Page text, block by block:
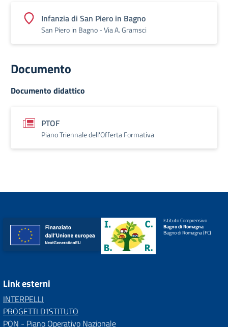
Infanzia di San Piero in Bagno
San Piero in Bagno - Via A. Gramsci
Documento
Documento didattico
PTOF
Piano Triennale dell'Offerta Formativa
Istituto Comprensivo
Bagno di Romagna
Bagno di Romagna (FC)
Link esterni
INTERPELLI
PROGETTI D'ISTITUTO
PON - Piano Operativo Nazionale